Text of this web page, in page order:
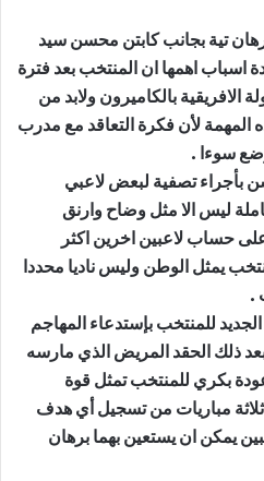
تية بجانب كابتن محسن سيد
اسباب اهمها ان المنتخب بعد فترة
بالكاميرون ولابد من
المهمة لأن فكرة التعاقد مع مدرب
سوءا .
بأجراء تصفية لبعض لاعبي
ليس الا مثل وضاح وارنق
حساب لاعبين اخرين اكثر
يمثل الوطن وليس ناديا محددا
.
للمنتخب بإستدعاء المهاجم
ذلك الحقد المريض الذي مارسه
بكري للمنتخب تمثل قوة
مباريات من تسجيل أي هدف
يمكن ان يستعين بهما برهان